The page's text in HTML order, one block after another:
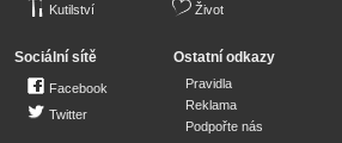
Kutilství
Život
Sociální sítě
Facebook
Twitter
Ostatní odkazy
Pravidla
Reklama
Podpořte nás